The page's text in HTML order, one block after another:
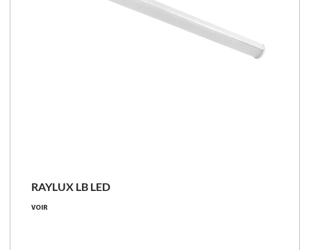
RAYLUX LB LED
VOIR